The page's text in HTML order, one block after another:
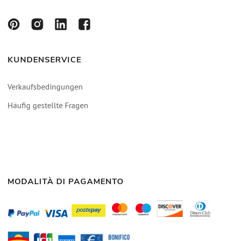
KUNDENSERVICE
Verkaufsbedingungen
Häufig gestellte Fragen
MODALITÀ DI PAGAMENTO